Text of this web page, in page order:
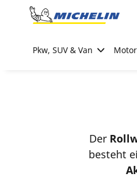
Go to page content
Pkw, SUV & Van
Der
besteht